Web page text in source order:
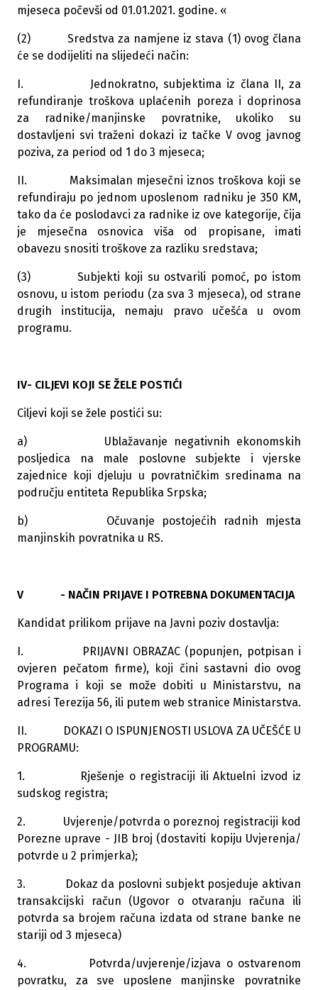
mjeseca počevši od 01.01.2021. godine. «
(2) Sredstva za namjene iz stava (1) ovog člana
će se dodijeliti na slijedeći način:
I. Jednokratno, subjektima iz člana II, za
refundiranje troškova uplaćenih poreza i doprinosa
za radnike/manjinske povratnike, ukoliko su
dostavljeni svi traženi dokazi iz tačke V ovog javnog
poziva, za period od 1 do 3 mjeseca;
II. Maksimalan mjesečni iznos troškova koji se
refundiraju po jednom uposlenom radniku je 350 KM,
tako da će poslodavci za radnike iz ove kategorije, čija
je mjesečna osnovica viša od propisane, imati
obavezu snositi troškove za razliku sredstava;
(3) Subjekti koji su ostvarili pomoć, po istom
osnovu, u istom periodu (za sva 3 mjeseca), od strane
drugih institucija, nemaju pravo učešća u ovom
programu.
IV- CILJEVI KOJI SE ŽELE POSTIĆI
Ciljevi koji se žele postići su:
a) Ublažavanje negativnih ekonomskih
posljedica na male poslovne subjekte i vjerske
zajednice koji djeluju u povratničkim sredinama na
području entiteta Republika Srpska;
b) Očuvanje postojećih radnih mjesta
manjinskih povratnika u RS.
V - NAČIN PRIJAVE I POTREBNA DOKUMENTACIJA
Kandidat prilikom prijave na Javni poziv dostavlja:
I. PRIJAVNI OBRAZAC (popunjen, potpisan i
ovjeren pečatom firme), koji čini sastavni dio ovog
Programa i koji se može dobiti u Ministarstvu, na
adresi Terezija 56, ili putem web stranice Ministarstva.
II. DOKAZI O ISPUNJENOSTI USLOVA ZA UČEŠĆE U
PROGRAMU:
1. Rješenje o registraciji ili Aktuelni izvod iz
sudskog registra;
2. Uvjerenje/potvrda o poreznoj registraciji kod
Porezne uprave - JIB broj (dostaviti kopiju Uvjerenja/
potvrde u 2 primjerka);
3. Dokaz da poslovni subjekt posjeduje aktivan
transakcijski račun (Ugovor o otvaranju računa ili
potvrda sa brojem računa izdata od strane banke ne
stariji od 3 mjeseca)
4. Potvrda/uvjerenje/izjava o ostvarenom
povratku, za sve uposlene manjinske povratnike